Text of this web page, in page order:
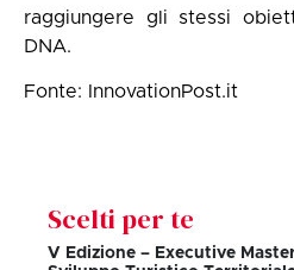
raggiungere gli stessi
DNA.
Fonte: InnovationPost.it
Scelti per te
V Edizione – Executive